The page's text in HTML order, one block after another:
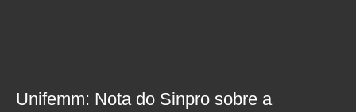
Unifemm: Nota do Sinpro sobre a